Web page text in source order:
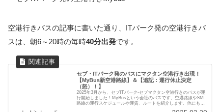
空港行きバスの記事に書いた通り、ITパーク発の空港行きバ
スは、朝6～20時の毎時40分出発です。
セブ・ITパーク発のバスにマクタン空港行き出現！
【MyBus新空港路線】＆【追記：運行休止決定
（怒）！】
2025年3月から、セブITパーク-セブマクタン空港行きのバスが運
行開始しました！MyBusという会社のバスです。空港路線やSM
路線の運行スケジュールや運賃、ルートを紹介します。他にも最